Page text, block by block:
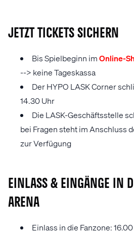
Jetzt Tickets sichern
Bis Spielbeginn imOnline-
--> keine Tageskassa
Der HYPO LASK Corner
14.30 Uhr
Die LASK-Geschäftsstelle
bei Fragen steht im Anschluss
zur Verfügung
EINLASS & EINGÄNGE IN
ARENA
Einlass in die Fanzone: